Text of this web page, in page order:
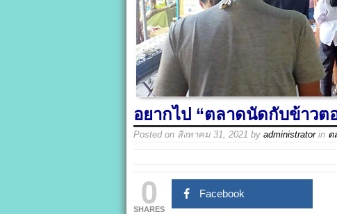
อยากไป “ตลาดนัดกับข้าวต
Posted on สิงหาคม 31, 2021 by administratorin ต
0
SHARES
Facebook